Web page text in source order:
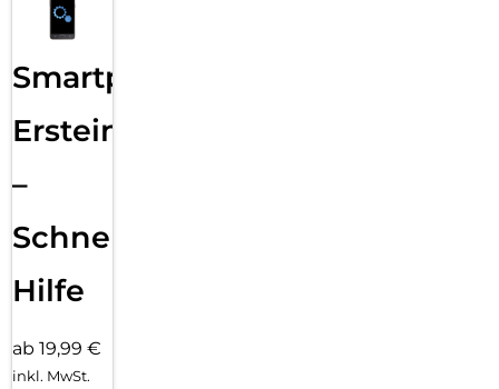
Smartphone
Ersteinrichtung
–
Schnelle
Hilfe
ab 19,99 €
inkl. MwSt.